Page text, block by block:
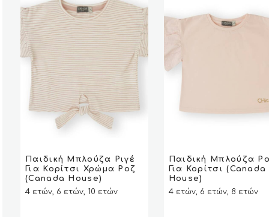
VIEW
VIEW ΕΠΙΛΟΓΉ
ΕΠΙΛΟΓΉ
το
προϊόν
έχει
πολλαπλές
Παιδική Μπλούζα Ριγέ
Για Κορίτσι Χρώμα Ροζ
(Canada House)
4 ετών, 6 ετών, 10 ετών
VIEW
VIEW
το
προϊόν
έχει
πολλαπλές
Παιδική Μπλούζα
Για Κορίτσι (Canada
House)
4 ετών, 6 ετών, 8 ετών